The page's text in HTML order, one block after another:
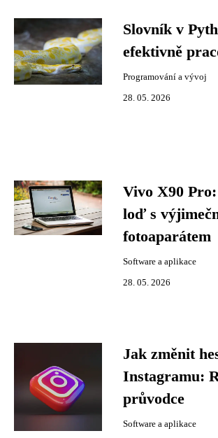
Slovník v
efektivně
Programování a vývoj
28. 05. 2026
Vivo X90
loď s
fotoaparátem
Software a aplikace
28. 05. 2026
Jak změnit
Instagramu:
průvodce
Software a aplikace